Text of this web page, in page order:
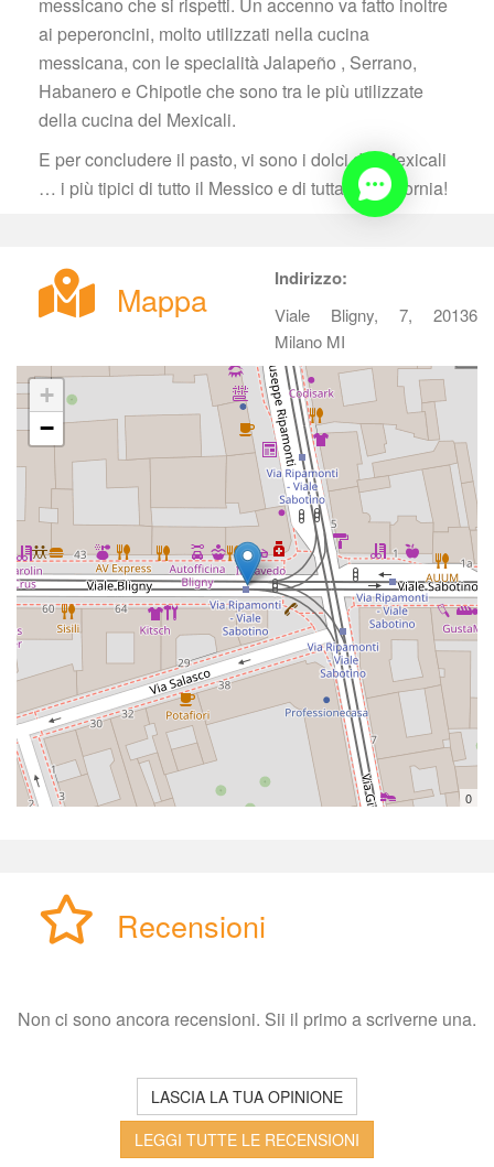
ai peperoncini, molto utilizzati nella cucina
messicana, con le specialità Jalapeño , Serrano,
Habanero e Chipotle che sono tra le più utilizzate
della cucina del Mexicali.
E per concludere il pasto, vi sono i dolci del Mexicali
… i più tipici di tutto il Messico e di tutta la California!
Mappa Indirizzo:
Viale Bligny, 7, 20136
Milano MI
+
−
0
Recensioni
Non ci sono ancora recensioni. Sii il primo a scriverne una.
LASCIA LA TUA OPINIONE
LEGGI TUTTE LE RECENSIONI